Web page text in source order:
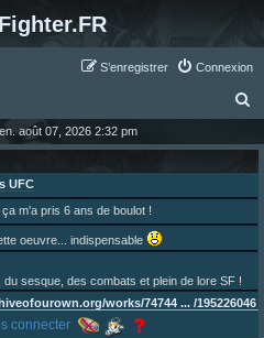
Connexion
S’enregistrer
c
e
août 07, 2026 2:32 pm
UFC
m'a pris 6 ans de boulot !
oeuvre... indispensable
sesque, des combats et plein de lore SF !
works/74744 ... /195226046
connecter